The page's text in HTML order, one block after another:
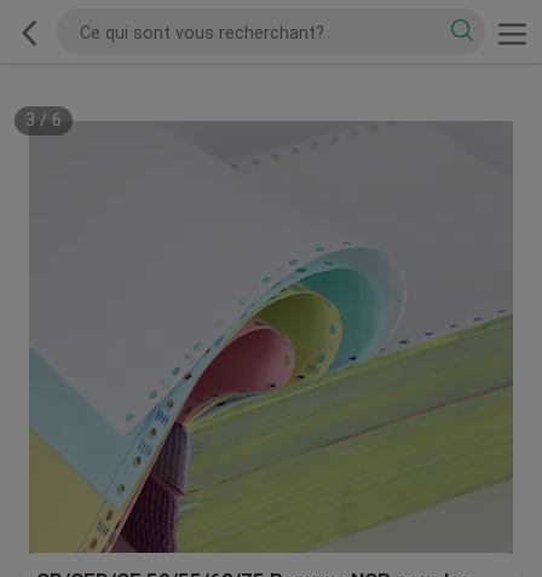
3 / 6